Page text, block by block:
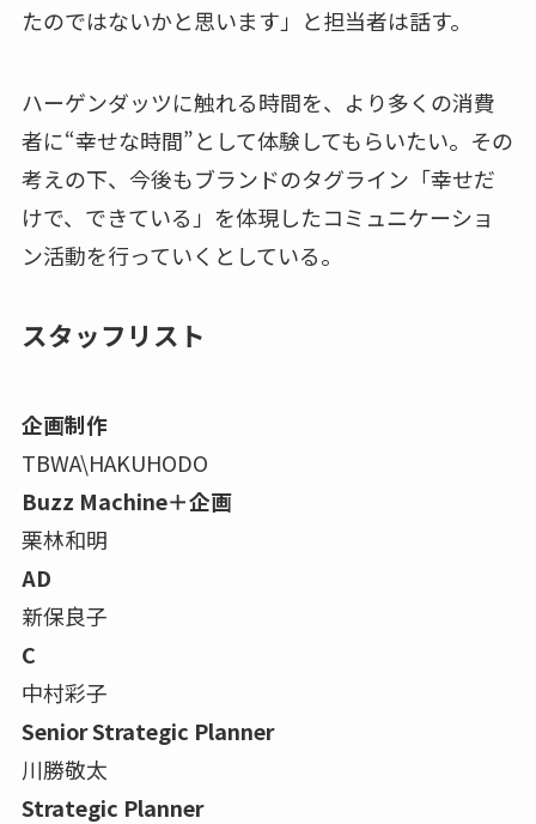
たのではないかと思います」と担当者は話す。
ハーゲンダッツに触れる時間を、より多くの消費
者に“幸せな時間”として体験してもらいたい。その
考えの下、今後もブランドのタグライン「幸せだ
けで、できている」を体現したコミュニケーショ
ン活動を行っていくとしている。
スタッフリスト
企画制作
TBWA\HAKUHODO
Buzz Machine＋企画
栗林和明
AD
新保良子
C
中村彩子
Senior Strategic Planner
川勝敬太
Strategic Planner